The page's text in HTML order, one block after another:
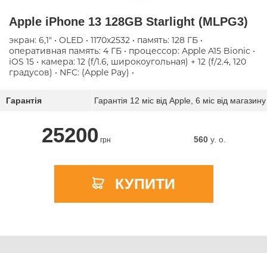
Apple iPhone 13 128GB Starlight (MLPG3)
экран: 6,1" • OLED • 1170x2532 • память: 128 ГБ •
оперативная память: 4 ГБ • процессор: Apple A15 Bionic •
iOS 15 • камера: 12 (f/1.6, широкоугольная) + 12 (f/2.4, 120
градусов) • NFC: (Apple Pay) •
Гарантія Гарантія 12 міс від Apple, 6 міс від магазину
25200 грн 560y. о.
КУПИТИ